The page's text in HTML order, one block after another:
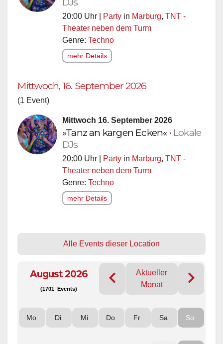
20:00 Uhr | Party in Marburg, TNT -
Theater neben dem Turm
Genre: Techno
mehr Details
Mittwoch, 16. September 2026
(1 Event)
Mittwoch 16. September 2026
»Tanz an kargen Ecken« • Lokale
DJs
20:00 Uhr | Party in Marburg, TNT -
Theater neben dem Turm
Genre: Techno
mehr Details
Alle Events dieser Location
August 2026
(1701 Events)
Aktueller
Monat
Mo Di Mi Do Fr Sa So